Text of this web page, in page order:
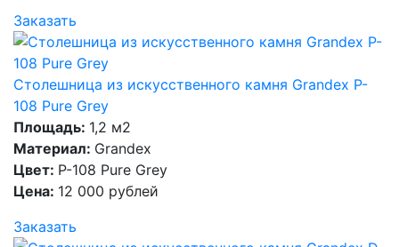
Заказать
Столешница из искусственного камня Grandex P-
108 Pure Grey
Площадь: 1,2 м2
Материал: Grandex
Цвет: P-108 Pure Grey
Цена: 12 000 рублей
Заказать